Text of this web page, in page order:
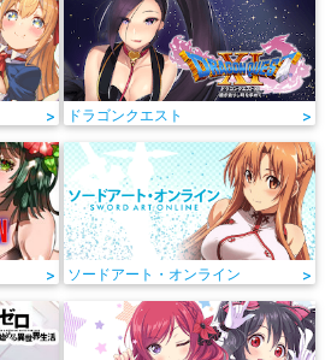
> ドラゴンクエスト >
> ソードアート・オンライン >